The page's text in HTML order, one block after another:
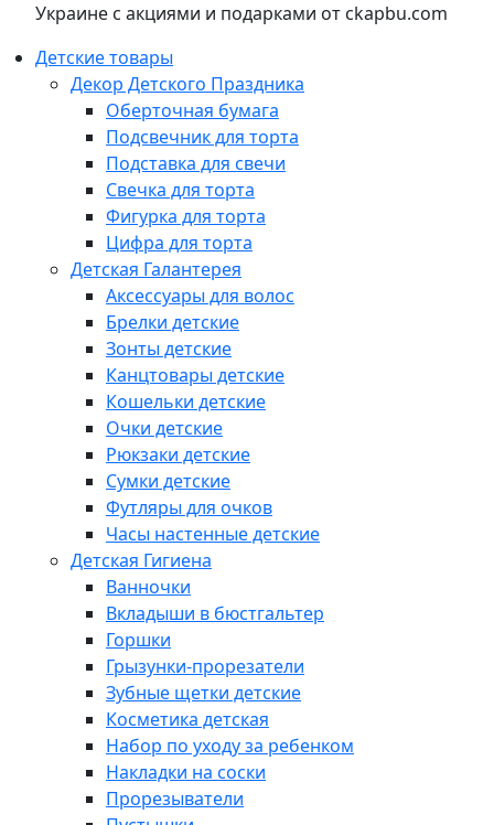
Украине с акциями и подарками от ckapbu.com
Детские товары
Декор Детского Праздника
Оберточная бумага
Подсвечник для торта
Подставка для свечи
Свечка для торта
Фигурка для торта
Цифра для торта
Детская Галантерея
Аксессуары для волос
Брелки детские
Зонты детские
Канцтовары детские
Кошельки детские
Очки детские
Рюкзаки детские
Сумки детские
Футляры для очков
Часы настенные детские
Детская Гигиена
Ванночки
Вкладыши в бюстгальтер
Горшки
Грызунки-прорезатели
Зубные щетки детские
Косметика детская
Набор по уходу за ребенком
Накладки на соски
Прорезыватели